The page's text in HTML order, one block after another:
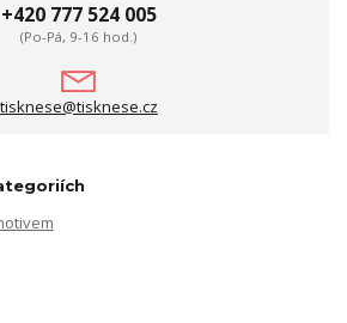
+420 777 524 005
(Po-Pá, 9-16 hod.)
tisknese@tisknese.cz